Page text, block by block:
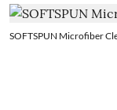
SOFTSPUN Microfiber